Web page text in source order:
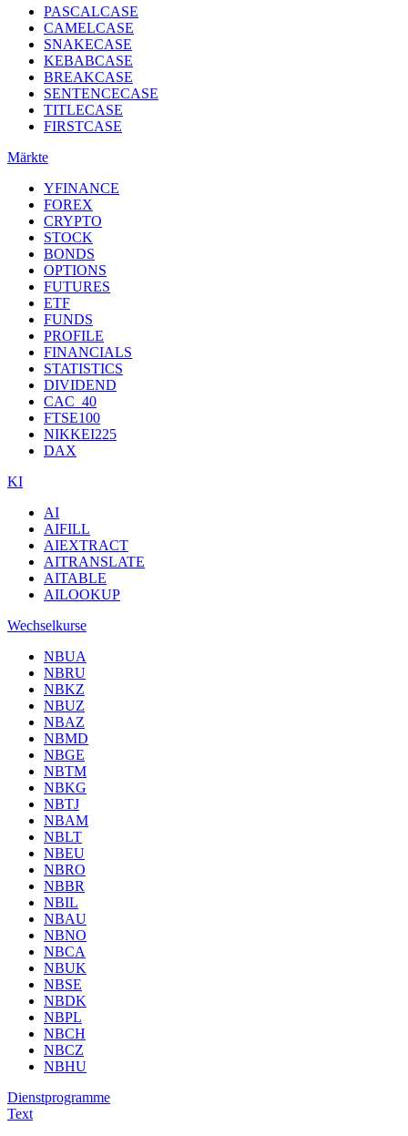
PASCALCASE
CAMELCASE
SNAKECASE
KEBABCASE
BREAKCASE
SENTENCECASE
TITLECASE
FIRSTCASE
Märkte
YFINANCE
FOREX
CRYPTO
STOCK
BONDS
OPTIONS
FUTURES
ETF
FUNDS
PROFILE
FINANCIALS
STATISTICS
DIVIDEND
CAC_40
FTSE100
NIKKEI225
DAX
KI
AI
AIFILL
AIEXTRACT
AITRANSLATE
AITABLE
AILOOKUP
Wechselkurse
NBUA
NBRU
NBKZ
NBUZ
NBAZ
NBMD
NBGE
NBTM
NBKG
NBTJ
NBAM
NBLT
NBEU
NBRO
NBBR
NBIL
NBAU
NBNO
NBCA
NBUK
NBSE
NBDK
NBPL
NBCH
NBCZ
NBHU
Dienstprogramme
Text